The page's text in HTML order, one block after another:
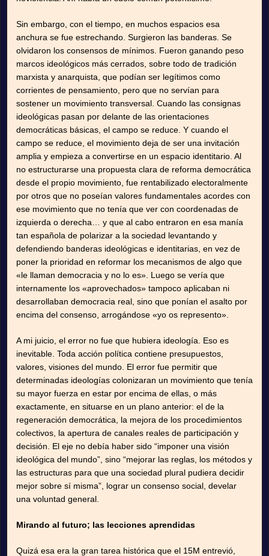
Sin embargo, con el tiempo, en muchos espacios esa
anchura se fue estrechando. Surgieron las banderas. Se
olvidaron los consensos de mínimos. Fueron ganando peso
marcos ideológicos más cerrados, sobre todo de tradición
marxista y anarquista, que podían ser legítimos como
corrientes de pensamiento, pero que no servían para
sostener un movimiento transversal. Cuando las consignas
ideológicas pasan por delante de las orientaciones
democráticas básicas, el campo se reduce. Y cuando el
campo se reduce, el movimiento deja de ser una invitación
amplia y empieza a convertirse en un espacio identitario. Al
no estructurarse una propuesta clara de reforma democrática
desde el propio movimiento, fue rentabilizado electoralmente
por otros que no poseían valores fundamentales acordes con
ese movimiento que no tenía que ver con coordenadas de
izquierda o derecha… y que al cabo entraron en esa manía
tan española de polarizar a la sociedad levantando y
defendiendo banderas ideológicas e identitarias, en vez de
poner la prioridad en reformar los mecanismos de algo que
«le llaman democracia y no lo es». Luego se vería que
internamente los «aprovechados» tampoco aplicaban ni
desarrollaban democracia real, sino que ponían el asalto por
encima del consenso, arrogándose «yo os represento».
A mi juicio, el error no fue que hubiera ideología. Eso es
inevitable. Toda acción política contiene presupuestos,
valores, visiones del mundo. El error fue permitir que
determinadas ideologías colonizaran un movimiento que tenía
su mayor fuerza en estar por encima de ellas, o más
exactamente, en situarse en un plano anterior: el de la
regeneración democrática, la mejora de los procedimientos
colectivos, la apertura de canales reales de participación y
decisión. El eje no debía haber sido “imponer una visión
ideológica del mundo”, sino “mejorar las reglas, los métodos y
las estructuras para que una sociedad plural pudiera decidir
mejor sobre sí misma”, lograr un consenso social, develar
una voluntad general.
Mirando al futuro; las lecciones aprendidas
Quizá esa era la gran tarea histórica que el 15M entrevió,